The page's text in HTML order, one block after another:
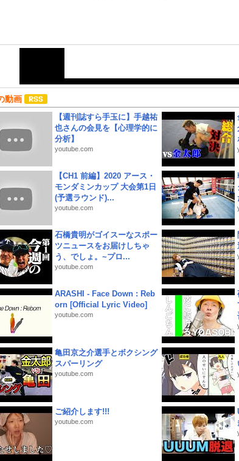
動画
【週刊誌すら手玉に】手越祐
也さんの会見を【心理学的に
分析】
youtube.com
【CH1 前編】2020 アース・
モンダミンカップ 大会第1日
(予選ラウンド)...
youtube.com
石橋貴明がゴイスーなスポー
ツニュースをお届けしちゃ
う、でしょ。~プロ...
youtube.com
ARASHI - Face Down : Reb
orn [Official Lyric Video]
youtube.com
亀田京之介選手とボクシング
スパーリング
youtube.com
ご紹介します!!!
youtube.com